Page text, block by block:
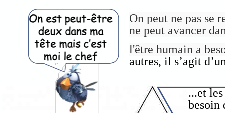
...et
besoin
On peut ne pas se
ne peut avancer
l'être humain a
autres, il s’agit